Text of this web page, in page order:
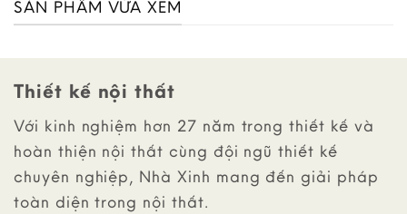
SẢN PHẨM VỪA XEM
Thiết kế nội thất
Với kinh nghiệm hơn 27 năm trong thiết kế và
hoàn thiện nội thất cùng đội ngũ thiết kế
chuyên nghiệp, Nhà Xinh mang đến giải pháp
toàn diện trong nội thất.